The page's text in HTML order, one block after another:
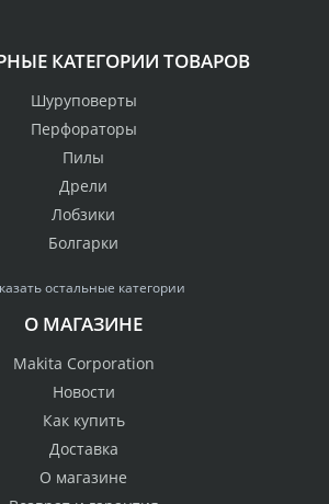
КАТЕГОРИИ ТОВАРОВ
Шуруповерты
Перфораторы
Пилы
Дрели
Лобзики
Болгарки
остальные категории
О МАГАЗИНЕ
Makita Corporation
Новости
Как купить
Доставка
О магазине